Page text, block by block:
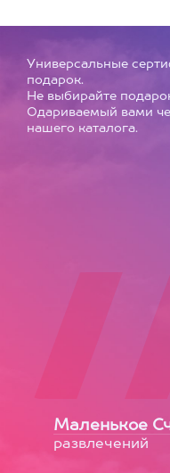
Универсальные
подарок.
Не выбирайте
Одариваемый вами
нашего каталога.
Маленькое
развлечений